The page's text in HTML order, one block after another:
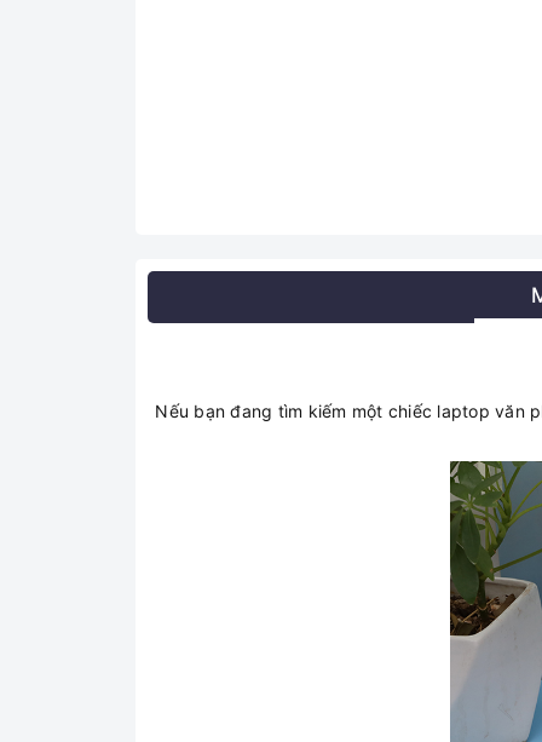
Nếu bạn đang tìm kiếm một chiếc laptop văn